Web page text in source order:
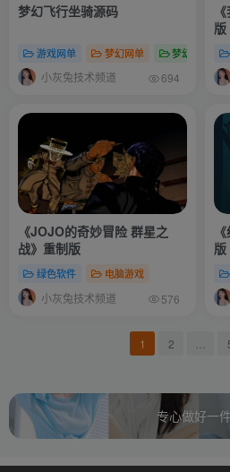
梦幻飞行坐骑源码
游戏网单 梦幻网单 梦幻专区
小灰兔技术频道 694
版
《JOJO的奇妙冒险 群星之
战》重制版
绿色软件 电脑游戏
小灰兔技术频道 576
版
1 2
专心做好一